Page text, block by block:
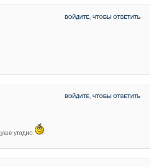
ВОЙДИТЕ, ЧТОБЫ ОТВЕТИТЬ
угодно
ВОЙДИТЕ, ЧТОБЫ ОТВЕТИТЬ